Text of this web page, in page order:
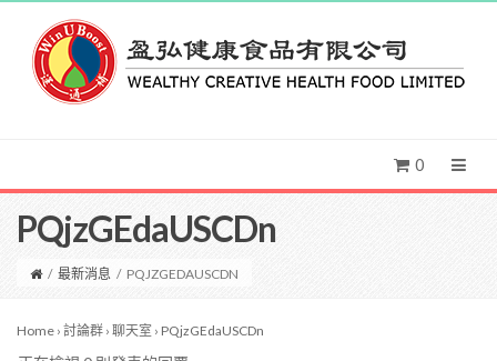
0
PQjzGEdaUSCDn
/ 最新消息 / PQJZGEDAUSCDN
Home › 討論群 › 聊天室 › PQjzGEdaUSCDn